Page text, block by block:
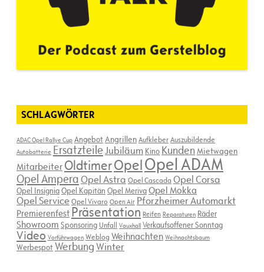
SCHLAGWÖRTER
ADAC Opel Rallye Cup AngebotAngrillenAufkleberAuszubildende
Autobatterie ErsatzteileJubiläum Kino KundenMietwagen
Mitarbeiter OldtimerOpelOpel ADAM
Opel AmperaOpel Astra Opel Cascada Opel Corsa
Opel InsigniaOpel Kapitän Opel MerivaOpel Mokka
Opel ServiceOpel Vivaro Open Air Pforzheimer Automarkt
Premierenfest Präsentation Reifen Reparaturen Räder
Showroom Sponsoring Unfall Vauxhall Verkaufsoffener Sonntag
Video Vorführwagen Weblog Weihnachten Weihnachtsbaum
WerbespotWerbungWinter